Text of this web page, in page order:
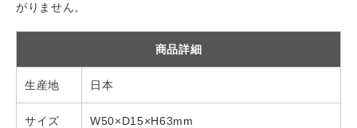
がりません。
商品詳細
生産地 日本
サイズ W50×D15×H63mm